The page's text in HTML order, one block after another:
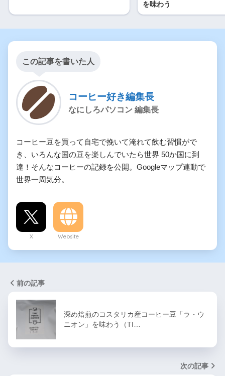
を味わう
この記事を書いた人
コーヒー好き編集長
なにしろパソコン 編集長
コーヒー豆を買って自宅で挽いて淹れて飲む習慣がで
き、いろんな国の豆を楽しんでいたら世界 50か国に到
達！そんなコーヒーの記録を公開。Googleマップ連動で
世界一周気分。
X Website
前の記事
深め焙煎のコスタリカ産コーヒー豆「ラ・ウ
ニオン」を味わう（TI…
次の記事